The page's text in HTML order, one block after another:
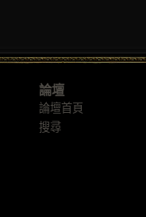
論壇
論壇首頁
搜尋